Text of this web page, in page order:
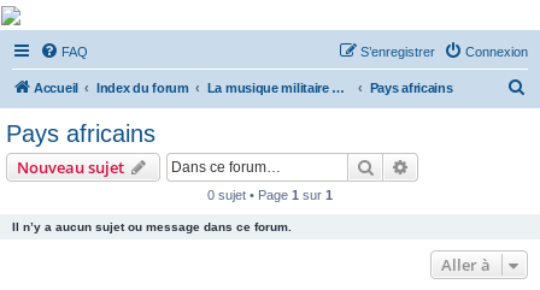
De Musicae Militari -
Forums
Forums de discussions
FAQ Connexion
S’enregistrer
Accueil Index du forum La musique militaire à l'étranger Pays africains
Pays africains
Nouveau sujet Rechercher
0 sujet • Page 1 sur 1
Il n’y a aucun sujet ou message dans ce forum.
Aller à